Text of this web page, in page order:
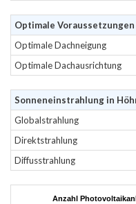
Optimale
Optimale Dachneigung
Optimale Dachausrichtung
Sonneneinstrahlung in
Globalstrahlung
Direktstrahlung
Diffusstrahlung
Anzahl